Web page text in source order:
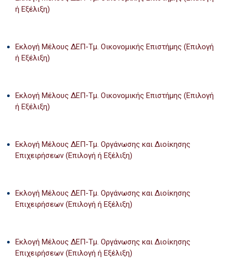
ή Εξέλιξη)
Εκλογή Μέλους ΔΕΠ-Τμ. Οικονομικής Επιστήμης (Επιλογή
ή Εξέλιξη)
Εκλογή Μέλους ΔΕΠ-Τμ. Οικονομικής Επιστήμης (Επιλογή
ή Εξέλιξη)
Εκλογή Μέλους ΔΕΠ-Τμ. Οργάνωσης και Διοίκησης
Επιχειρήσεων (Επιλογή ή Εξέλιξη)
Εκλογή Μέλους ΔΕΠ-Τμ. Οργάνωσης και Διοίκησης
Επιχειρήσεων (Επιλογή ή Εξέλιξη)
Εκλογή Μέλους ΔΕΠ-Τμ. Οργάνωσης και Διοίκησης
Επιχειρήσεων (Επιλογή ή Εξέλιξη)